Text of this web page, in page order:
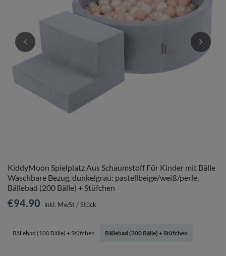
KiddyMoon Spielplatz Aus Schaumstoff Für Kinder mit Bälle
Waschbare Bezug, dunkelgrau: pastellbeige/weiß/perle,
Bällebad (200 Bälle) + Stüfchen
Bällebad (100 Bälle) + Stüfchen Bällebad (200 Bälle) + Stüfchen
€94.90 inkl. MwSt/Stück